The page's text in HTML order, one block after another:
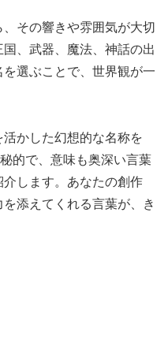
その響きや雰囲気が大切
、武器、魔法、神話の出
選ぶことで、世界観が一
かした幻想的な名称を
的で、意味も奥深い言葉
します。あなたの創作
添えてくれる言葉が、き